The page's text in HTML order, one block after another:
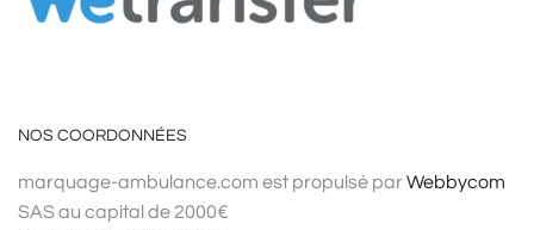
NOS COORDONNÉES
marquage-ambulance.com est propulsé parWebbycom
SAS au capital de 2000€